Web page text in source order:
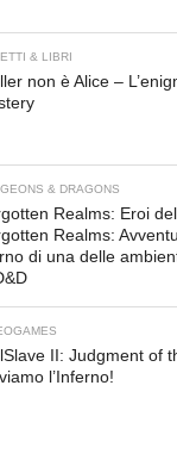
& LIBRI
non è Alice –
& DRAGONS
Realms: Eroi
Realms:
di una delle
II: Judgment of
l’Inferno!